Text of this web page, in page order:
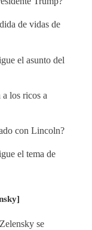
de vidas de
el asunto del
los ricos a
con Lincoln?
el tema de
se